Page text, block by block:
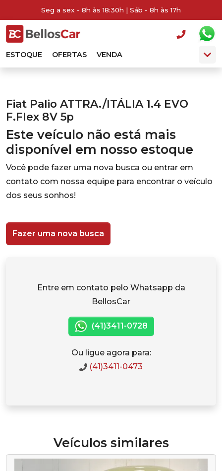
Seg a sex - 8h às 18:30h | Sáb - 8h às 17h
ESTOQUE OFERTAS VENDA
Fiat Palio ATTRA./ITÁLIA 1.4 EVO
F.Flex 8V 5p
Este veículo não está mais
disponível em nosso estoque
Você pode fazer uma nova busca ou entrar em
contato com nossa equipe para encontrar o veículo
dos seus sonhos!
Fazer uma nova busca
Entre em contato pelo Whatsapp da
BellosCar
(41)3411-0728
Ou ligue agora para:
(41)3411-0473
Veículos similares